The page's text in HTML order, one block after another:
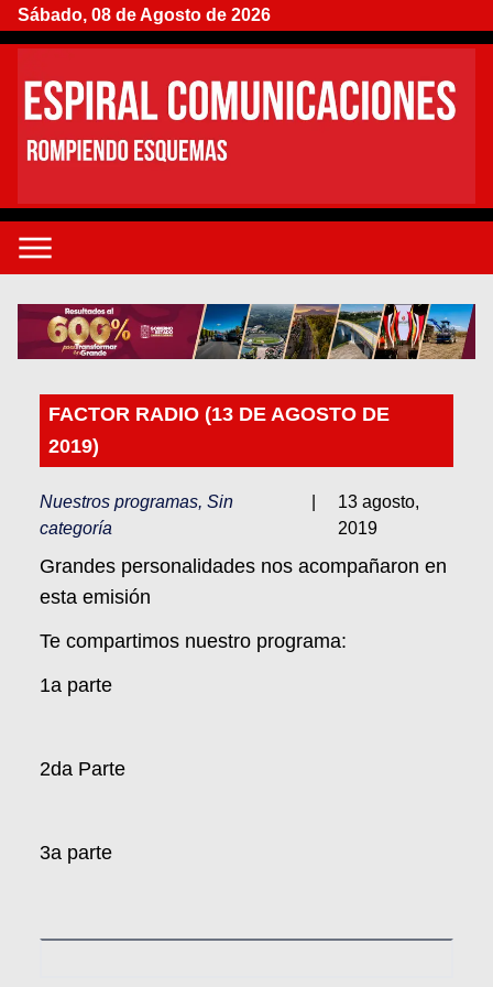
Sábado, 08 de Agosto de 2026
FACTOR RADIO (13 DE AGOSTO DE
2019)
Nuestros programas, Sin
categoría
13 agosto,
2019
Grandes personalidades nos acompañaron en
esta emisión
Te compartimos nuestro programa:
1a parte
2da Parte
3a parte